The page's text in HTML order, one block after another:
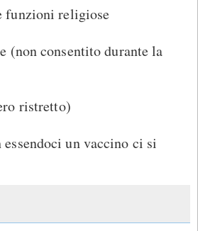
funzioni religiose
(non consentito durante la
ristretto)
un vaccino ci si